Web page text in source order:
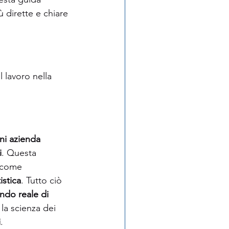
dirette e chiare
lavoro nella
azienda
. Questa
. Tutto ciò
reale di
scienza dei
.